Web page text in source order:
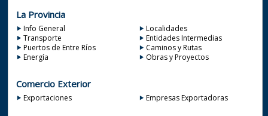
La Provincia
Info General
Localidades
Transporte
Entidades Intermedias
Puertos de Entre Ríos
Caminos y Rutas
Energía
Obras y Proyectos
Comercio Exterior
Exportaciones Empresas Exportadoras